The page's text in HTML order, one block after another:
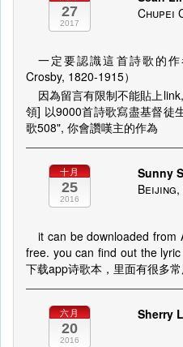
27
2017
Chupei
一定要認識這首詩歌的
Crosby, 1820-1915）
因為留言有限制不能貼上
領] 以9000首詩歌寫盡基督徒
歌508", 你會讚嘆主的作為
十月
25
2016
Sunny
Beijing,
it can be downloaded
free. you can find out the
下载app诗歌本，里面有很多常
六月
20
2016
Sherry